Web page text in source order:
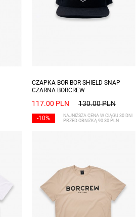
CZAPKA BOR BOR SHIELD SNAP
CZARNA BORCREW
117.00 PLN 130.00 PLN
-10%
NAJNIŻSZA CENA W CIĄGU 30 DNI
PRZED OBNIŻKĄ 90.30 PLN